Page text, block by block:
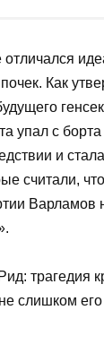
Как
упал с
и
считали,
трагедия
слишком